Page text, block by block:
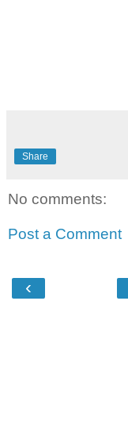
Share
No comments:
Post a Comment
‹